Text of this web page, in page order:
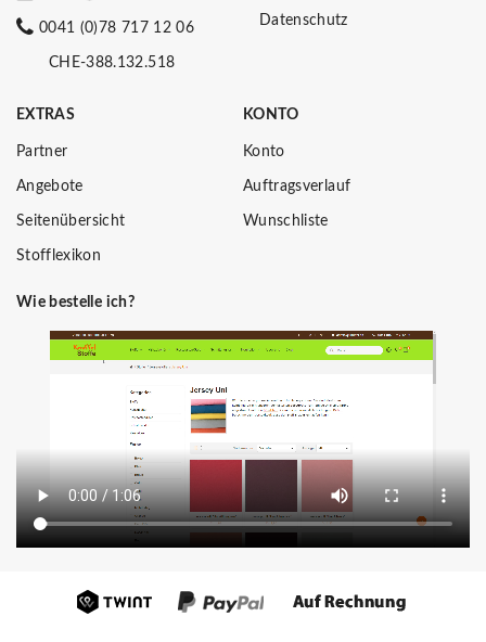
0041 (0)78 717 12 06
CHE-388.132.518
Datenschutz
EXTRAS
Partner
Angebote
Seitenübersicht
Stofflexikon
KONTO
Konto
Auftragsverlauf
Wunschliste
Wie bestelle ich?